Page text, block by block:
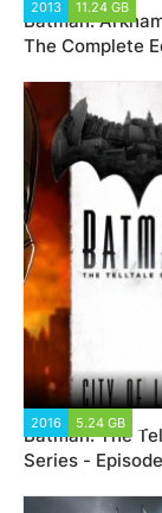
2013 11.24 GB
Batman:
The Complete
2016 5.24 GB
Batman: The
Series -